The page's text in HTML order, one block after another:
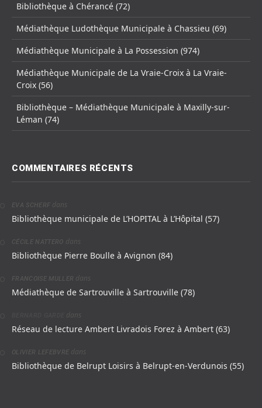
Bibliothèque à Chérancé (72)
Médiathèque Ludothèque Municipale à Chassieu (69)
Médiathèque Municipale à La Possession (974)
Médiathèque Municipale de La Vraie-Croix à La Vraie-
Croix (56)
Bibliothèque – Médiathèque Municipale à Maxilly-sur-
Léman (74)
COMMENTAIRES RÉCENTS
EVA SCHERF dans
Bibliothèque municipale de L’HOPITAL à L’Hôpital (57)
CÉCILE NATTERO dans
Bibliothèque Pierre Boulle à Avignon (84)
FRANCOISE MULLER dans
Médiathèque de Sartrouville à Sartrouville (78)
dans
Réseau de lecture Ambert Livradois Forez à Ambert (63)
OLIVIER LEFEBVRE dans
Bibliothèque de Belrupt Loisirs à Belrupt-en-Verdunois (55)